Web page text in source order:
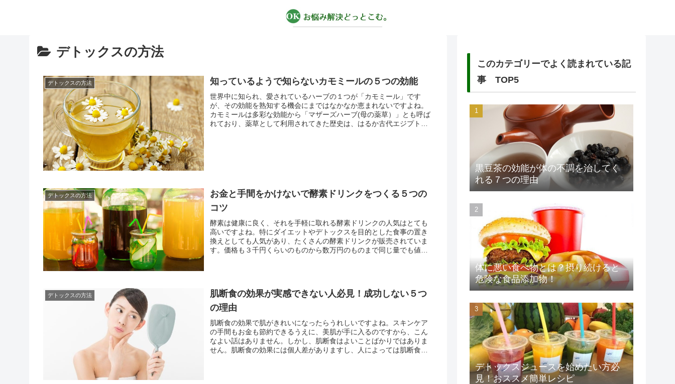
デトックスの方法
デトックスの方法 知っているようで知らないカモミールの５つの効能
世界中に知られ、愛されているハーブの１つが「カモミール」です
が、その効能を熟知する機会にまではなかなか恵まれないですよね。
カモミールは多彩な効能から「マザーズハーブ(母の薬草）」とも呼ば
れており、薬草として利用されてきた歴史は、はるか古代エジプトに
デトックスの方法
お金と手間をかけないで酵素ドリンクをつくる５つの
コツ
酵素は健康に良く、それを手軽に取れる酵素ドリンクの人気はとても
高いですよね。特にダイエットやデトックスを目的とした食事の置き
換えとしても人気があり、たくさんの酵素ドリンクが販売されていま
す。価格も３千円くらいのものから数万円のものまで同じ量でも値段
デトックスの方法
肌断食の効果が実感できない人必見！成功しない５つ
の理由
肌断食の効果で肌がきれいになったらうれしいですよね。スキンケア
の手間もお金も節約できるうえに、美肌が手に入るのですから、こん
なよい話はありません。しかし、肌断食はよいことばかりではありま
せん。肌断食の効果には個人差がありますし、人によっては肌断食を
このカテゴリーでよく読まれている記
事 TOP5
黒豆茶の効能が体の不調を治してく
れる７つの理由
体に悪い食べ物とは？摂り続けると
危険な食品添加物！
デトックスジュースを始めたい方必
見！おススメ簡単レシピ